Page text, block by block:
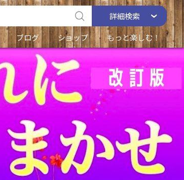
詳細検索
ブログ ショップ もっと楽しむ！